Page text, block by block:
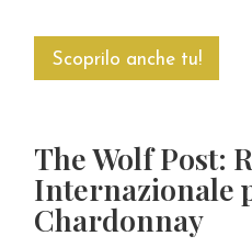
Scoprilo anche tu!
The Wolf Post:
Internazionale
Chardonnay